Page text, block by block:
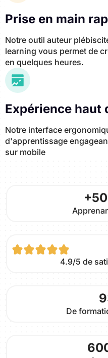
Prise en main
Notre outil auteur
learning vous permet de
en quelques heures.
Expérience haut
Notre interface
d'apprentissage
sur mobile
4.9/5 de
De